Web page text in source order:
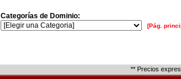
Categorías de Dominio:
[Pág.
** Precios